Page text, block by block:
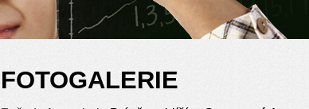
FOTOGALERIE